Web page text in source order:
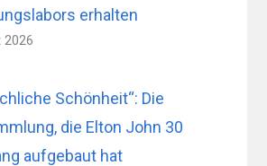
erhalten
2026
Schönheit“: Die
die Elton John 30
aufgebaut hat